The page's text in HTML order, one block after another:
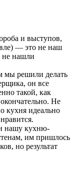
и выступов,
— это не наш
не нашли
мы решили делать
он все
такой, как
Не
кухня идеально
нашу кухню-
им пришлось
но результат